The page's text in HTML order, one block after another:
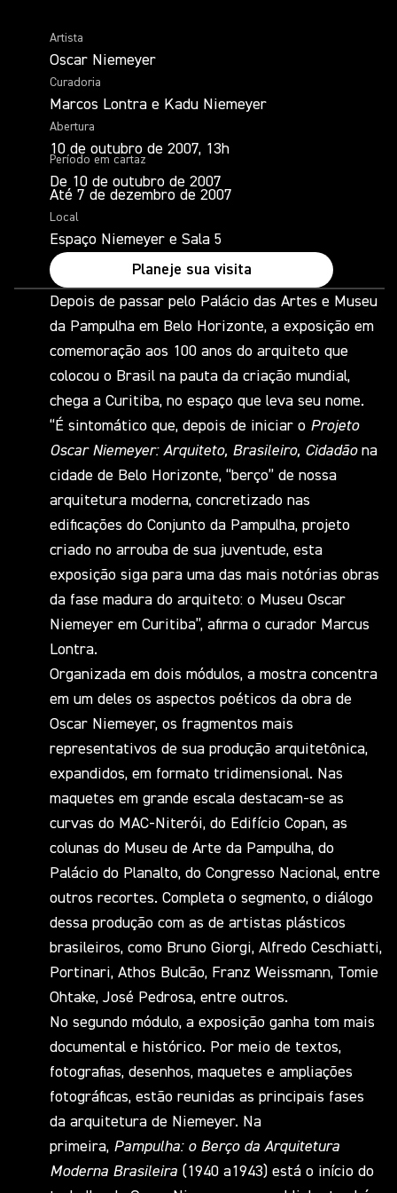
Depois de passar pelo Palácio das Artes e Museu
da Pampulha em Belo Horizonte, a exposição em
comemoração aos 100 anos do arquiteto que
colocou o Brasil na pauta da criação mundial,
chega a Curitiba, no espaço que leva seu nome.
“É sintomático que, depois de iniciar o Projeto
Oscar Niemeyer: Arquiteto, Brasileiro, Cidadãona
cidade de Belo Horizonte, “berço” de nossa
arquitetura moderna, concretizado nas
edificações do Conjunto da Pampulha, projeto
criado no arrouba de sua juventude, esta
exposição siga para uma das mais notórias obras
da fase madura do arquiteto: o Museu Oscar
Niemeyer em Curitiba”, afirma o curador Marcus
Lontra.
Organizada em dois módulos, a mostra concentra
em um deles os aspectos poéticos da obra de
Oscar Niemeyer, os fragmentos mais
representativos de sua produção arquitetônica,
expandidos, em formato tridimensional. Nas
maquetes em grande escala destacam-se as
curvas do MAC-Niterói, do Edifício Copan, as
colunas do Museu de Arte da Pampulha, do
Palácio do Planalto, do Congresso Nacional, entre
outros recortes. Completa o segmento, o diálogo
dessa produção com as de artistas plásticos
brasileiros, como Bruno Giorgi, Alfredo Ceschiatti,
Portinari, Athos Bulcão, Franz Weissmann, Tomie
Ohtake, José Pedrosa, entre outros.
No segundo módulo, a exposição ganha tom mais
documental e histórico. Por meio de textos,
fotografias, desenhos, maquetes e ampliações
fotográficas, estão reunidas as principais fases
da arquitetura de Niemeyer. Na
primeira, Pampulha: o Berço da Arquitetura
Moderna Brasileira (1940 a1943) está o início do
Artista
Oscar Niemeyer
Curadoria
Marcos Lontra e Kadu Niemeyer
Abertura
10 de outubro de 2007, 13h
Período em cartaz
De 10 de outubro de 2007
Até 7 de dezembro de 2007
Local
Espaço Niemeyer e Sala 5
Planeje sua visita